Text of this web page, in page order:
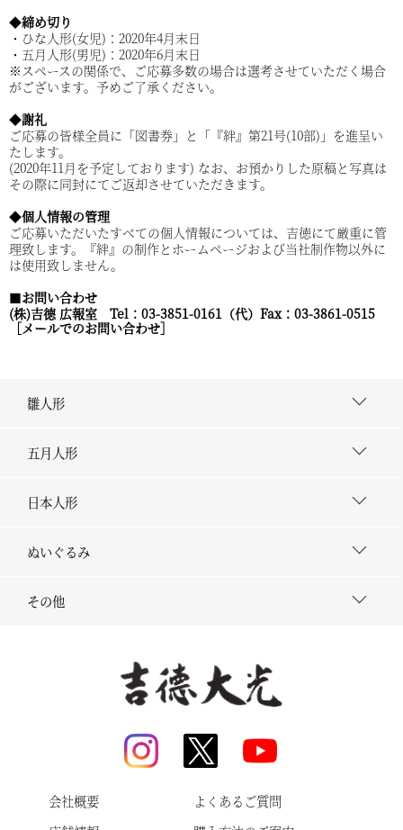
◆締め切り
・ひな人形(女児)：2020年4月末日
・五月人形(男児)：2020年6月末日
※スペースの関係で、ご応募多数の場合は選考させていただく場合
がございます。予めご了承ください。
◆謝礼
ご応募の皆様全員に「図書券」と「『絆』第21号(10部)」を進呈い
たします。
(2020年11月を予定しております) なお、お預かりした原稿と写真は
その際に同封にてご返却させていただきます。
◆個人情報の管理
ご応募いただいたすべての個人情報については、吉徳にて厳重に管
理致します。『絆』の制作とホームページおよび当社制作物以外に
は使用致しません。
■お問い合わせ
(株)吉德 広報室 Tel ：03-3851-0161 （代）Fax：03-3861-0515
［メールでのお問い合わせ］
雛人形
五月人形
日本人形
ぬいぐるみ
その他
会社概要
よくあるご質問